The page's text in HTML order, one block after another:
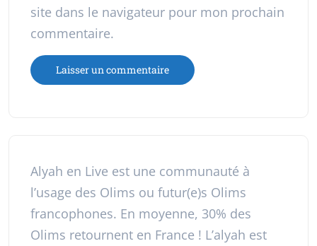
site dans le navigateur pour mon prochain
commentaire.
Alyah en Live est une communauté à
l’usage des Olims ou futur(e)s Olims
francophones. En moyenne, 30% des
Olims retournent en France ! L’alyah est